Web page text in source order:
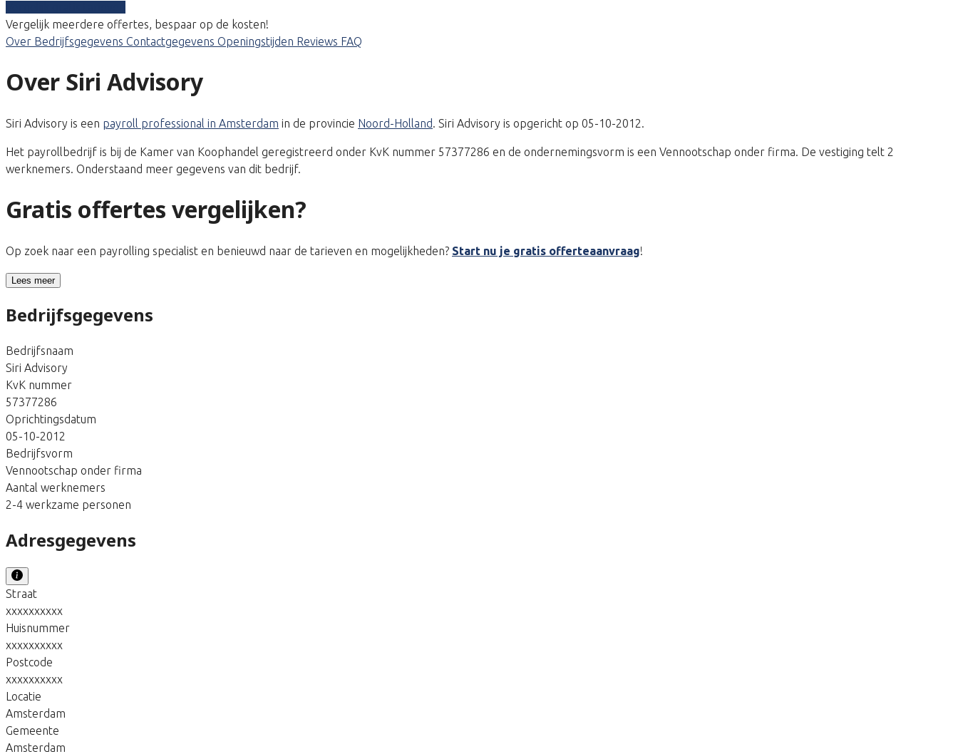
Vergelijk meerdere offertes, bespaar op de kosten!
Over Bedrijfsgegevens Contactgegevens Openingstijden Reviews FAQ
Over Siri Advisory
Siri Advisory is een payroll professional in Amsterdam in de provincie Noord-Holland. Siri Advisory is opgericht op 05-10-2012.
Het payrollbedrijf is bij de Kamer van Koophandel geregistreerd onder KvK nummer 57377286 en de ondernemingsvorm is een Vennootschap onder firma. De vestiging telt 2
werknemers. Onderstaand meer gegevens van dit bedrijf.
Gratis offertes vergelijken?
Op zoek naar een payrolling specialist en benieuwd naar de tarieven en mogelijkheden? Start nu je gratis offerteaanvraag!
Lees meer
Bedrijfsgegevens
Bedrijfsnaam
Siri Advisory
KvK nummer
57377286
Oprichtingsdatum
05-10-2012
Bedrijfsvorm
Vennootschap onder firma
Aantal werknemers
2-4 werkzame personen
Adresgegevens
Straat
xxxxxxxxxx
Huisnummer
xxxxxxxxxx
Postcode
xxxxxxxxxx
Locatie
Amsterdam
Gemeente
Amsterdam